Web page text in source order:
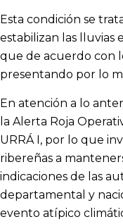
Esta condición se
estabilizan las lluvias
que de acuerdo con
presentando por lo
En atención a lo
la Alerta Roja
URRÁ I, por lo que
ribereñas a
indicaciones de las
departamental y
evento atípico